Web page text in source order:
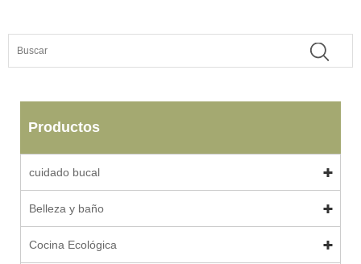
Productos
cuidado bucal
Belleza y baño
Cocina Ecológica